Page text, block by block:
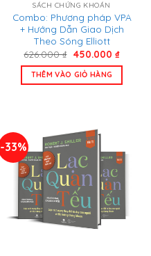
SÁCH CHỨNG KHOÁN
Combo: Phương pháp VPA
+ Hướng Dẫn Giao Dịch
Theo Sóng Elliott
626.000₫ Giá
là:
626.000 ₫.
450.000 ₫Giá
THÊM VÀO GIỎ HÀNG
-33%